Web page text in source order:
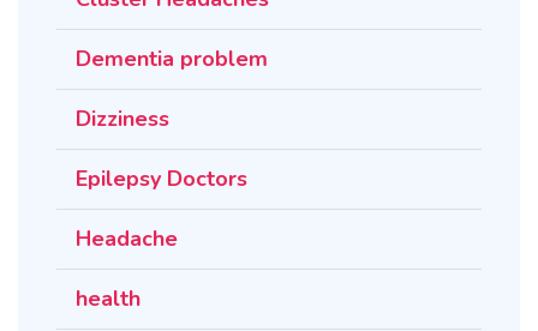
Dementia problem
Dizziness
Epilepsy Doctors
Headache
health